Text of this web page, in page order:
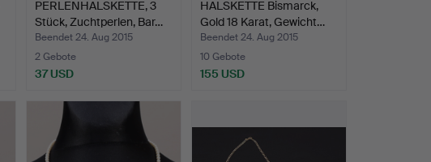
PERLENHALSKETTE, 3
Stück, Zuchtperlen, Bar…
Beendet 24. Aug 2015
2 Gebote
37 USD
HALSKETTE Bismarck,
Gold 18 Karat, Gewicht…
Beendet 24. Aug 2015
10 Gebote
155 USD